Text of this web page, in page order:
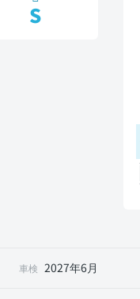
S
車検 2027年6月